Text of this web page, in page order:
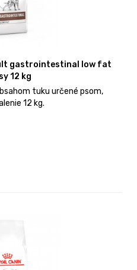
gastrointestinal low fat
12 kg
tuku určené psom,
12 kg.